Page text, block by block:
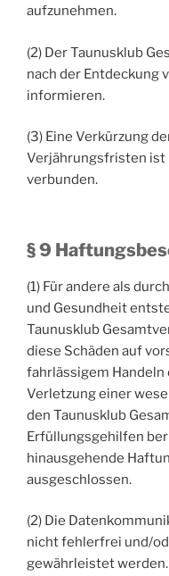
aufzunehmen.
(2) Der Taunusklub
nach der Entdeckung
informieren.
(3) Eine Verkürzung
Verjährungsfristen ist
verbunden.
§ 9
(1) Für andere als
und Gesundheit
Taunusklub
diese Schäden auf
fahrlässigem
Verletzung einer
den Taunusklub
Erfüllungsgehilfen
hinausgehende
ausgeschlossen.
(2) Die
nicht fehlerfrei und/
gewährleistet